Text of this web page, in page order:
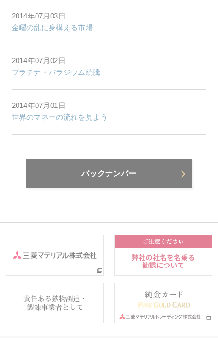
2014年07月03日
金曜の乱に身構える市場
2014年07月02日
プラチナ・パラジウム続騰
2014年07月01日
世界のマネーの流れを見よう
バックナンバー